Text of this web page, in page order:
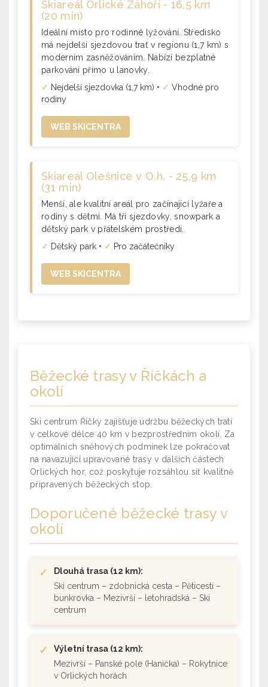
Skiareál Orlické Záhoří - 16,5 km
(20 min)
Ideální místo pro rodinné lyžování. Středisko
má nejdelší sjezdovou trať v regionu (1,7 km) s
moderním zasněžováním. Nabízí bezplatné
parkování přímo u lanovky.
✓ Nejdelší sjezdovka (1,7 km) • ✓ Vhodné pro
rodiny
WEB SKICENTRA
Skiareál Olešnice v O.h. - 25,9 km
(31 min)
Menší, ale kvalitní areál pro začínající lyžaře a
rodiny s dětmi. Má tři sjezdovky, snowpark a
dětský park v přátelském prostředí.
✓ Dětský park • ✓ Pro začátečníky
WEB SKICENTRA
Běžecké trasyv Říčkách a
okolí
Ski centrum Říčky zajišťuje údržbu běžeckých tratí
v celkové délce 40 km v bezprostředním okolí. Za
optimálních sněhových podmínek lze pokračovat
na navazující upravované trasy v dalších částech
Orlických hor, což poskytuje rozsáhlou síť kvalitně
připravených běžeckých stop.
Doporučené běžecké trasy v
okolí
✓
Dlouhá trasa (12 km):
Ski centrum – zdobnická cesta – Pěticestí –
bunkrovka – Mezivrší – letohradská – Ski
centrum
✓
Výletní trasa (12 km):
Mezivrší – Panské pole (Hanička) – Rokytnice
v Orlických horách